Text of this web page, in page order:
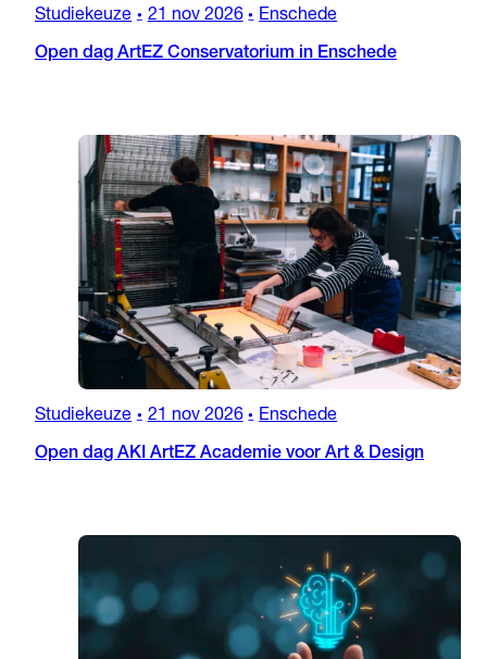
Studiekeuze • 21 nov 2026 • Enschede
Open dag ArtEZ Conservatorium in Enschede
Studiekeuze • 21 nov 2026 • Enschede
Open dag AKI ArtEZ Academie voor Art & Design